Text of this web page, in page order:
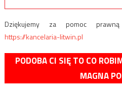
Dziękujemy za pomoc
https://kancelaria-litwin.pl
PODOBA CI SIĘ TO CO
MAGNA